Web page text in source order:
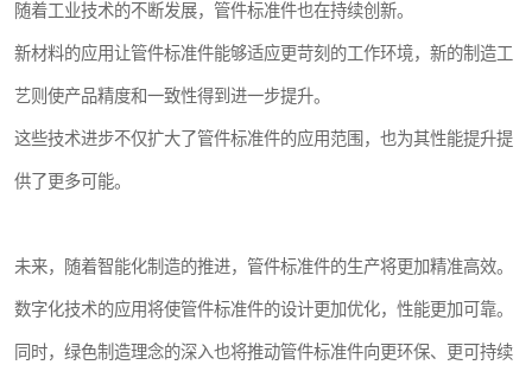
随着工业技术的不断发展，管件标准件也在持续创新。
新材料的应用让管件标准件能够适应更苛刻的工作环境，新的制造工
艺则使产品精度和一致性得到进一步提升。
这些技术进步不仅扩大了管件标准件的应用范围，也为其性能提升提
供了更多可能。
未来，随着智能化制造的推进，管件标准件的生产将更加精准高效。
数字化技术的应用将使管件标准件的设计更加优化，性能更加可靠。
同时，绿色制造理念的深入也将推动管件标准件向更环保、更可持续